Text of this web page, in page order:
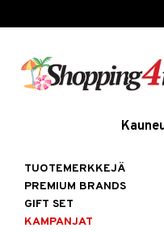
TUOTEMERKKEJÄ
PREMIUM BRANDS
GIFT SET
KAMPANJAT